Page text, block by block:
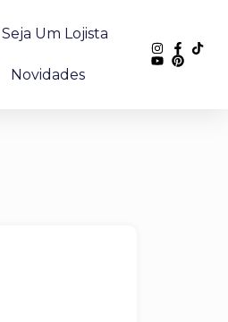
Seja Um Lojista
Novidades